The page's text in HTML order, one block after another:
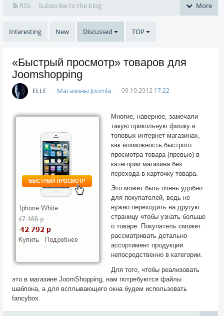
RSS Subscribe to the blog More
Interesting New Discussed TOP
«Быстрый просмотр» товаров для
Joomshopping
ELLE Магазины Joomla 09.10.2012 17:22
Многие, наверное, замечали
такую прикольную фишку в
топовых интернет-магазинах,
как возможность быстрого
просмотра товара (превью) в
категории магазина без
перехода в карточку товара.
Это может быть очень удобно
для покупателей, ведь не
нужно переходить на другую
страницу чтобы узнать больше
о товаре. Покупатель сможет
рассматривать детально
ассортимент продукции
непосредственно в категории.
Для того, чтобы реализовать
это в магазине JoomShopping, нам потребуются файлы
шаблона, а для всплывающего окна будем использовать
fancybox.